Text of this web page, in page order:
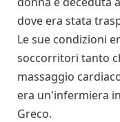
dove era stata
Le sue condizioni
soccorritori tanto
massaggio
era un'infermiera
Greco.